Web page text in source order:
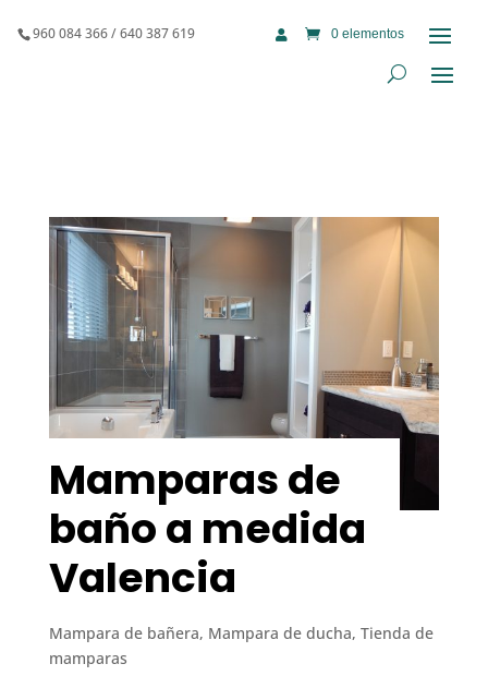
960 084 366 / 640 387 619 0 elementos

Mamparas de
baño a medida
Valencia
Mampara de bañera, Mampara de ducha, Tienda de
mamparas